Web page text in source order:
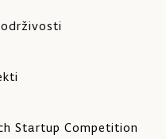
Startup Competition